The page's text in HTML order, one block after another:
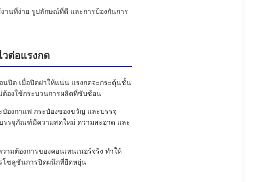
านที่ง่าย รูปลักษณ์ที่ดี และการป้องกันการ
ต่อแรงกด
นปิด เมื่อปิดฝาให้แน่น แรงกดจะกระตุ้นชั้น
ต้องใช้กระบวนการผลิตที่ซับซ้อน
องกาแฟ กระป๋องของขวัญ และบรรจุ
รรจุภัณฑ์มีความสดใหม่ ความสะอาด และ
มต้องการของคอนเทนเนอร์จริง ทำให้
โซลูชันการปิดผนึกที่ยืดหยุ่น